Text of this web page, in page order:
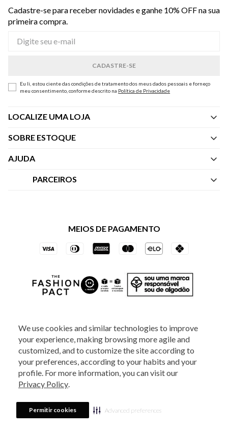
We use cookies and similar technologies to improve
your experience, making browsing more agile and
customized, and to customize the site according to
your preferences, according to your habits and your
profile. For more information, you can visit our
Privacy Policy.
Permitir cookies Advanced preferences
Cadastre-se para receber novidades e ganhe 10% OFF na sua
primeira compra.
Eu li, estou ciente das condições de tratamento dos meus dados pessoais e forneço
meu consentimento, conforme descrito na Política de Privacidade
LOCALIZE UMA LOJA
SOBRE ESTOQUE
Quem Somos
AJUDA
Central de Atendimento
Trocas e Devoluções
PARCEIROS
Vai de Visa
Azul Fidelidade
MEIOS DE PAGAMENTO
2025 - Veste S.A Estilo. Todos os direitos reservados - A loja Estoque reserva-
se no direito de corrigir ou alterar informações como: preços, promoções e
880 5520.Horário de Atendimento:
Sábados das 8h às 14h, exceto feriados. Veste S.A Estilo. Rua Othão, 405, Vila
Leopoldina, São Paulo, SP, CEP 05313-020 / CNPJ: 49.669.856/0001-43